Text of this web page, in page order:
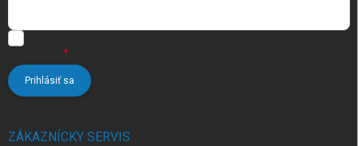
Prihlásiť sa
ZÁKAZNÍCKY SERVIS